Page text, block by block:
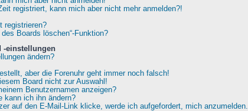
registriert, kann mich aber nicht mehr anmelden?!
registrieren?
Boards löschen“-Funktion?
-einstellungen
ändern?
aber die Forenuhr geht immer noch falsch!
Board nicht zur Auswahl!
Benutzernamen anzeigen?
kann ich ihn ändern?
auf den E-Mail-Link klicke, werde ich aufgefordert, mich anzumelden.